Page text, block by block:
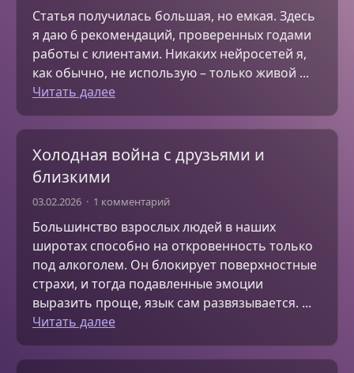
Статья получилась большая, но емкая. Здесь
я даю 6 рекомендаций, проверенных годами
работы с клиентами. Никаких нейросетей я,
как обычно, не использую – только живой ...
Читать далее
Холодная война с друзьями и
близкими
03.02.2026 1 комментарий
Большинство взрослых людей в наших
широтах способно на откровенность только
под алкоголем. Он блокирует поверхностные
страхи, и тогда подавленные эмоции
выразить проще, язык сам развязывается. ...
Читать далее